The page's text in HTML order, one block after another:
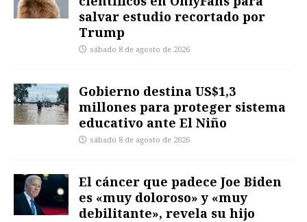
salvar estudio recortado por
Trump
sábado 8 de agosto de 2026
Gobierno destina US$1,3
millones para proteger sistema
educativo ante El Niño
sábado 8 de agosto de 2026
El cáncer que padece Joe Biden
es «muy doloroso» y «muy
debilitante», revela su hijo